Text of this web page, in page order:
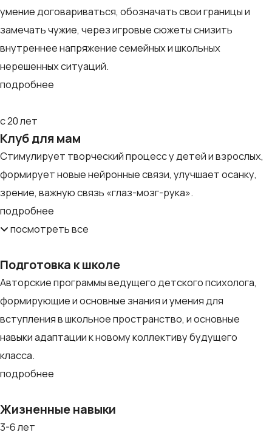
умение договариваться, обозначать свои границы и
замечать чужие, через игровые сюжеты снизить
внутреннее напряжение семейных и школьных
нерешенных ситуаций.
подробнее
с 20 лет
Клуб для мам
Стимулирует творческий процесс у детей и взрослых,
формирует новые нейронные связи, улучшает осанку,
зрение, важную связь «глаз-мозг-рука».
подробнее
посмотрeть все
Подготовка к школе
Авторские программы ведущего детского психолога,
формирующие и основные знания и умения для
вступления в школьное пространство, и основные
навыки адаптации к новому коллективу будущего
класса.
подробнее
Жизненные навыки
3-6 лет